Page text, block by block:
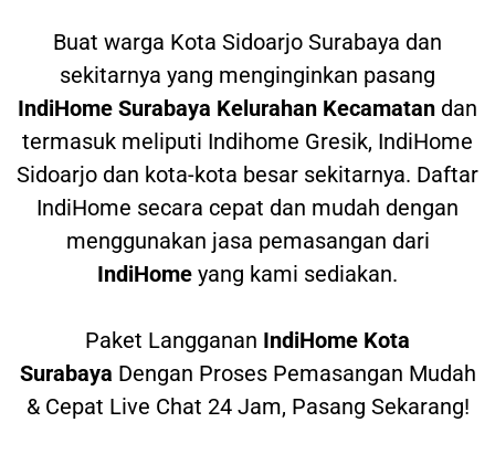
Buat warga Kota Sidoarjo Surabaya dan
sekitarnya yang menginginkan pasang
IndiHome Surabaya Kelurahan Kecamatan dan
termasuk meliputi Indihome Gresik, IndiHome
Sidoarjo dan kota-kota besar sekitarnya. Daftar
IndiHome secara cepat dan mudah dengan
menggunakan jasa pemasangan dari
IndiHome yang kami sediakan.
Paket Langganan IndiHome Kota
Surabaya Dengan Proses Pemasangan Mudah
& Cepat Live Chat 24 Jam, Pasang Sekarang!